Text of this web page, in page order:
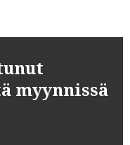
myynnissä